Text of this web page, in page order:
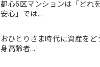
都心6区マンションは「どれ
安心」では...
おひとりさま時代に資産をど
身高齢者...